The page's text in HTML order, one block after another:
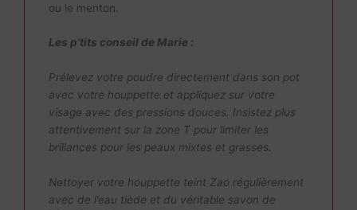
ou le menton.
Les p’tits conseil de Marie :
Prélevez votre poudre directement dans son pot
avec votre houppette et appliquez sur votre
visage avec des pressions douces. Insistez plus
attentivement sur la zone T pour limiter les
brillances pour les peaux mixtes et grasses.
Nettoyer votre houppette teint Zao régulièrement
avec de l’eau tiède et du véritable savon de